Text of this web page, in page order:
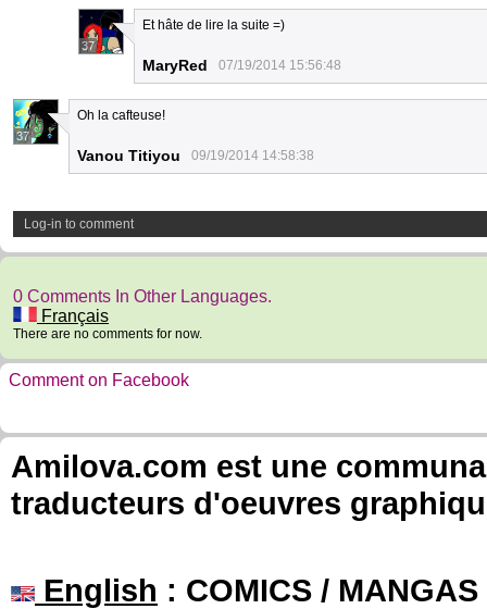
37
Et hâte de lire la suite =)
MaryRed 07/19/2014 15:56:48
37
Oh la cafteuse!
Vanou Titiyou 09/19/2014 14:58:38
Log-in to comment
0 Comments In Other Languages.
Français
There are no comments for now.
Comment on Facebook
Amilova.com est une
traducteurs d'oeuvres
English : COMICS /